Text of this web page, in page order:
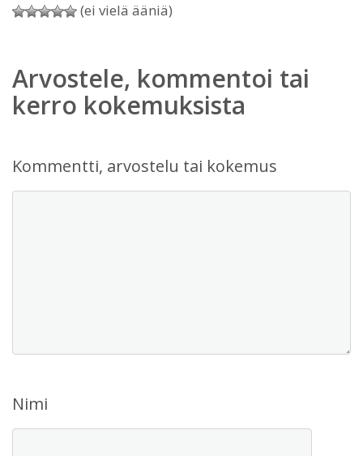
(ei vielä ääniä)
Arvostele, kommentoi tai
kerro kokemuksista
Kommentti, arvostelu tai kokemus
Nimi